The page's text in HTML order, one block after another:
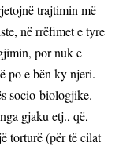
trajtimin më
në rrëfimet e tyre
por nuk e
po e bën ky njeri.
socio-biologjike.
gjaku etj., që,
torturë (për të cilat